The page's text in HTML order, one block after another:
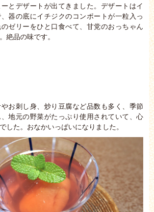
とデザートが出てきました。デザートはイ
器の底にイチジクのコンポートが一粒入っ
ゼリーをひと口食べて、甘党のおっちゃん
絶品の味です。
お刺し身、炒り豆腐など品数も多く、季節
地元の野菜がたっぷり使用されていて、心
した。おなかいっぱいになりました。